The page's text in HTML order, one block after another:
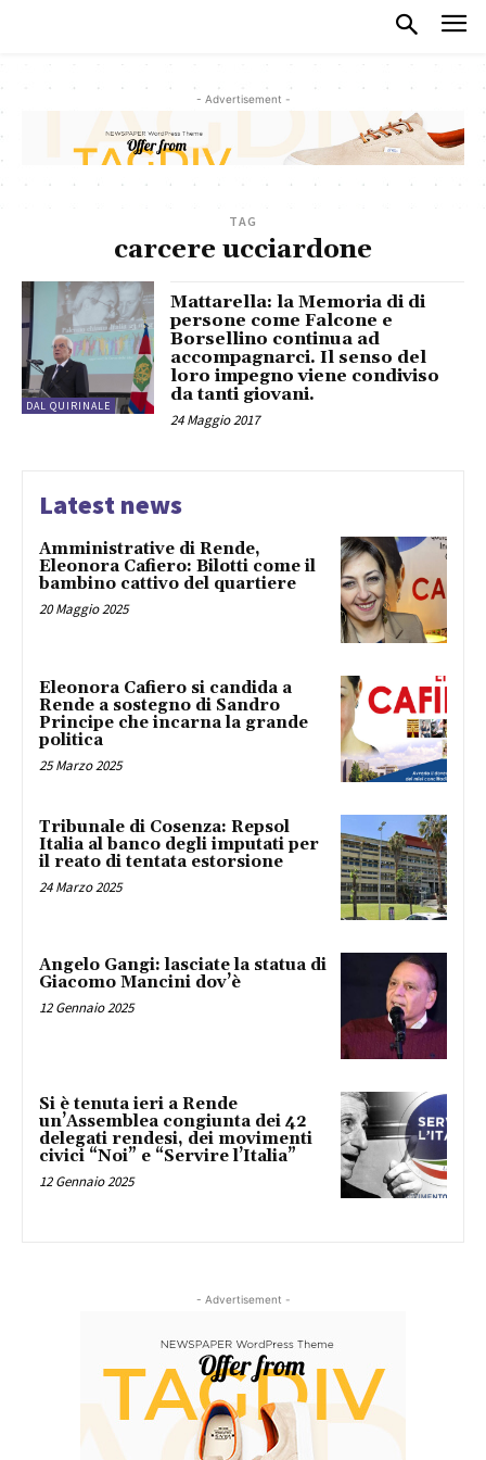
- Advertisement -
TAG
carcere ucciardone
DAL QUIRINALE
Mattarella: la Memoria di di
persone come Falcone e
Borsellino continua ad
accompagnarci. Il senso del
loro impegno viene condiviso
da tanti giovani.
24 Maggio 2017
Latest news
Amministrative di Rende,
Eleonora Cafiero: Bilotti come il
bambino cattivo del quartiere
20 Maggio 2025
Eleonora Cafiero si candida a
Rende a sostegno di Sandro
Principe che incarna la grande
politica
25 Marzo 2025
Tribunale di Cosenza: Repsol
Italia al banco degli imputati per
il reato di tentata estorsione
24 Marzo 2025
Angelo Gangi: lasciate la statua di
Giacomo Mancini dov’è
12 Gennaio 2025
Si è tenuta ieri a Rende
un’Assemblea congiunta dei 42
delegati rendesi, dei movimenti
civici “Noi” e “Servire l’Italia”
12 Gennaio 2025
- Advertisement -